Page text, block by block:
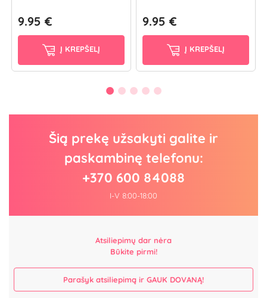
9.95 €
Į KREPŠELĮ
9.95 €
Į KREPŠELĮ
Šią prekę užsakyti galite ir
paskambinę telefonu:
+370 600 84088
I-V 8:00-18:00
Atsiliepimų dar nėra
Būkite pirmi!
Parašyk atsiliepimą ir GAUK DOVANĄ!